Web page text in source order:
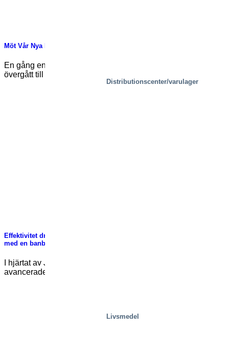
Distributionscenter/varulager
Livsmedel
Möt Vår Nya Produktionschef: Mikael Lahti
En gång en framstående fotbollsspelare, har Mikael Lahti
övergått till att bli en ledare med [...]
Effektivitet drivet av AGV: Lyfter Europas mest moderna köksfabrik
med en banbrytande lyftlösning
I hjärtat av Jönköping bygger Nobia Europas mest
avancerade köksfabrik. Denna anläggning på 123 000 [...]